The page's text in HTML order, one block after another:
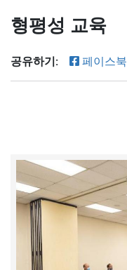
형평성 교육
공유하기: 페이스북